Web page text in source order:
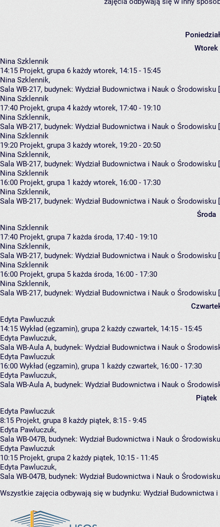
Wtorek
Nina Szklennik
14:15 Projekt, grupa 6 każdy wtorek, 14:15 - 15:45
Nina Szklennik,
Sala WB-217, budynek: Wydział Budownictwa i Nauk o Środowisku
Nina Szklennik
17:40 Projekt, grupa 4 każdy wtorek, 17:40 - 19:10
Nina Szklennik,
Sala WB-217, budynek: Wydział Budownictwa i Nauk o Środowisku
Nina Szklennik
19:20 Projekt, grupa 3 każdy wtorek, 19:20 - 20:50
Nina Szklennik,
Sala WB-217, budynek: Wydział Budownictwa i Nauk o Środowisku
Nina Szklennik
16:00 Projekt, grupa 1 każdy wtorek, 16:00 - 17:30
Nina Szklennik,
Sala WB-217, budynek: Wydział Budownictwa i Nauk o Środowisku
Środa
Nina Szklennik
17:40 Projekt, grupa 7 każda środa, 17:40 - 19:10
Nina Szklennik,
Sala WB-217, budynek: Wydział Budownictwa i Nauk o Środowisku
Nina Szklennik
16:00 Projekt, grupa 5 każda środa, 16:00 - 17:30
Nina Szklennik,
Sala WB-217, budynek: Wydział Budownictwa i Nauk o Środowisku
Edyta Pawluczuk
14:15 Wykład (egzamin), grupa 2 każdy czwartek, 14:15 - 15:45
Edyta Pawluczuk,
Sala WB-Aula A, budynek: Wydział Budownictwa i Nauk o
Edyta Pawluczuk
16:00 Wykład (egzamin), grupa 1 każdy czwartek, 16:00 - 17:30
Edyta Pawluczuk,
Sala WB-Aula A, budynek: Wydział Budownictwa i Nauk o
Piątek
Edyta Pawluczuk
8:15 Projekt, grupa 8 każdy piątek, 8:15 - 9:45
Edyta Pawluczuk,
Sala WB-047B, budynek: Wydział Budownictwa i Nauk o
Edyta Pawluczuk
10:15 Projekt, grupa 2 każdy piątek, 10:15 - 11:45
Edyta Pawluczuk,
Sala WB-047B, budynek: Wydział Budownictwa i Nauk o
Wszystkie zajęcia odbywają się w budynku: Wydział Budownictwa